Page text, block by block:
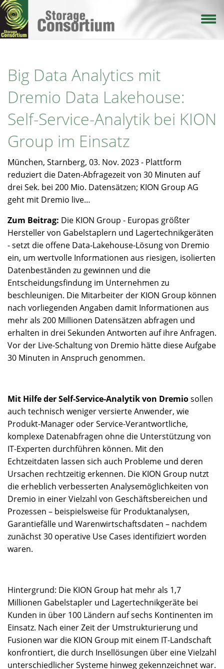
Direkt
zum
Inhalt
Big Data Analytics mit
Dremio Data Lakehouse:
Self-Service-Analytik bei KION
Group im Einsatz
München, Starnberg, 03. Nov. 2023 - Plattform
reduziert die Daten-Abfragezeit von 30 Minuten auf
drei Sek. bei 200 Mio. Datensätzen; KION Group AG
geht mit Dremio live…
Zum Beitrag: Die KION Group - Europas größter
Hersteller von Gabelstaplern und Lagertechnikgeräten
- setzt die offene Data-Lakehouse-Lösung von Dremio
ein, um wertvolle Informationen aus riesigen, isolierten
Datenbeständen zu gewinnen und die
Entscheidungsfindung im Unternehmen zu
beschleunigen. Die Mitarbeiter der KION Group können
nach vorliegenden Angaben damit Informationen aus
mehr als 200 Millionen Datensätzen abfragen und
erhalten in drei Sekunden Antworten auf ihre Anfragen.
Vor der Live-Schaltung von Dremio hätte diese Aufgabe
30 Minuten in Anspruch genommen.
Mit Hilfe der Self-Service-Analytik von Dremiosollen
auch technisch weniger versierte Anwender, wie
Produkt-Manager oder Service-Verantwortliche,
komplexe Datenabfragen ohne die Unterstützung von
IT-Experten durchführen können. Mit den
Echtzeitdaten lassen sich auch Probleme und deren
Ursachen rechtzeitig erkennen. Die KION Group nutzt
die erheblich verbesserten Analysemöglichkeiten von
Dremio in einer Vielzahl von Geschäftsbereichen und
Prozessen – beispielsweise für Produktanalysen,
Garantiefälle und Warenwirtschaftsdaten – nachdem
zunächst 30 operative Use Cases identifiziert worden
waren.
Hintergrund: Die KION Group hat mehr als 1,7
Millionen Gabelstapler und Lagertechnikgeräte bei
Kunden in über 100 Ländern auf sechs Kontinenten im
Einsatz. Nach einer Zeit der Umstrukturierung und
Fusionen war die KION Group mit einem IT-Landschaft
konfrontiert, die durch Insellösungen über eine Vielzahl
unterschiedlicher Systeme hinweg gekennzeichnet war.